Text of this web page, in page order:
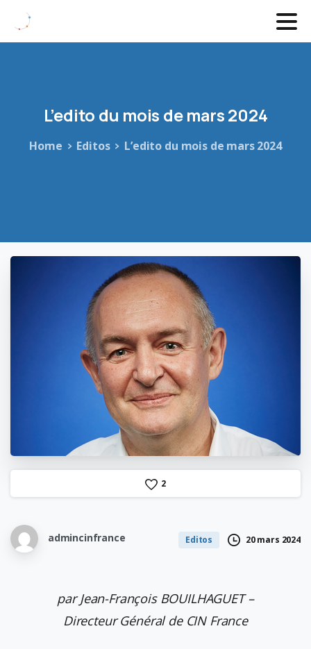
L’edito du mois de mars2024
Home Editos L’edito du mois de mars 2024
2
admincinfrance Editos 20 mars 2024
par Jean-François BOUILHAGUET –
Directeur Général de CIN France